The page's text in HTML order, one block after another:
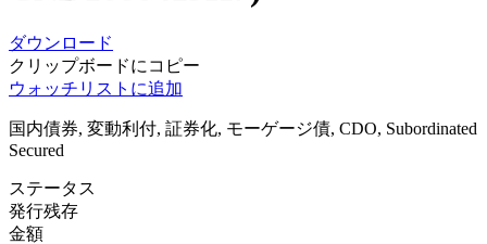
ダウンロード
クリップボードにコピー
ウォッチリストに追加
国内債券, 変動利付, 証券化, モーゲージ債, CDO, Subordinated
Secured
ステータス
発行残存
金額